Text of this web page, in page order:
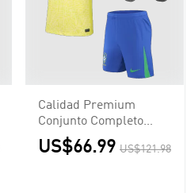
Calidad Premium
Conjunto Completo
Brazil Primera
Equipación Local
US$66.99 US$121.98